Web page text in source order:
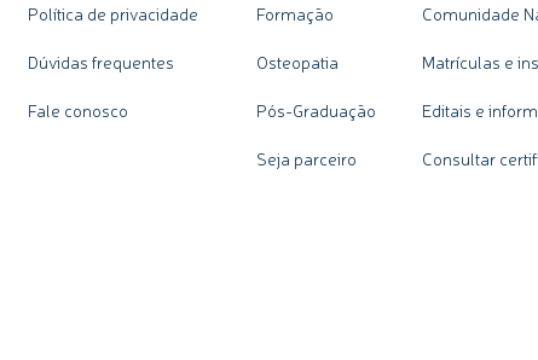
Política de privacidade
Dúvidas frequentes
Fale conosco
Formação
Osteopatia
Pós-Graduação
Seja parceiro
Comunidade
Matrículas e
Editais e
Consultar